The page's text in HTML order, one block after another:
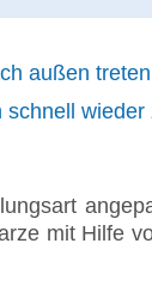
außen treten
wieder
mit Hilfe